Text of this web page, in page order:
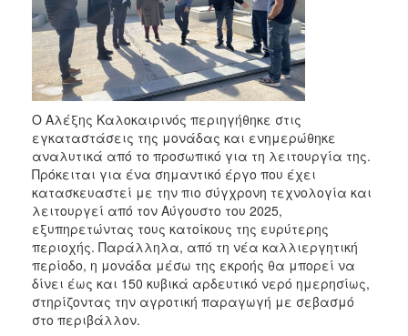
Ο Αλέξης Καλοκαιρινός περιηγήθηκε στις
εγκαταστάσεις της μονάδας και ενημερώθηκε
αναλυτικά από το προσωπικό για τη λειτουργία της.
Πρόκειται για ένα σημαντικό έργο που έχει
κατασκευαστεί με την πιο σύγχρονη τεχνολογία και
λειτουργεί από τον Αύγουστο του 2025,
εξυπηρετώντας τους κατοίκους της ευρύτερης
περιοχής. Παράλληλα, από τη νέα καλλιεργητική
περίοδο, η μονάδα μέσω της εκροής θα μπορεί να
δίνει έως και 150 κυβικά αρδευτικό νερό ημερησίως,
στηρίζοντας την αγροτική παραγωγή με σεβασμό
στο περιβάλλον.